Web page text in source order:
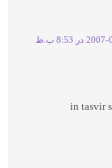
در 8:53 ب.ظ
in tasvir